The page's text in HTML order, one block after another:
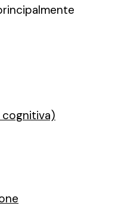
cognitiva)